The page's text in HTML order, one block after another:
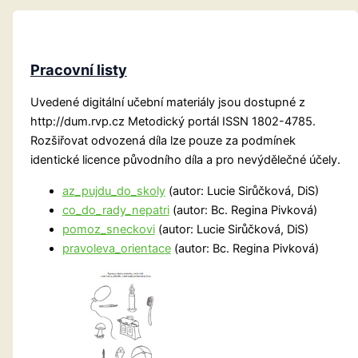
Pracovní listy
Uvedené digitální učební materiály jsou dostupné z
http://dum.rvp.cz Metodický portál ISSN 1802-4785.
Rozšiřovat odvozená díla lze pouze za podmínek
identické licence původního díla a pro nevýdělečné účely.
az_pujdu_do_skoly(autor: Lucie Sirůčková, DiS)
co_do_rady_nepatri(autor: Bc. Regina Pivková)
pomoz_sneckovi(autor: Lucie Sirůčková, DiS)
pravoleva_orientace(autor: Bc. Regina Pivková)